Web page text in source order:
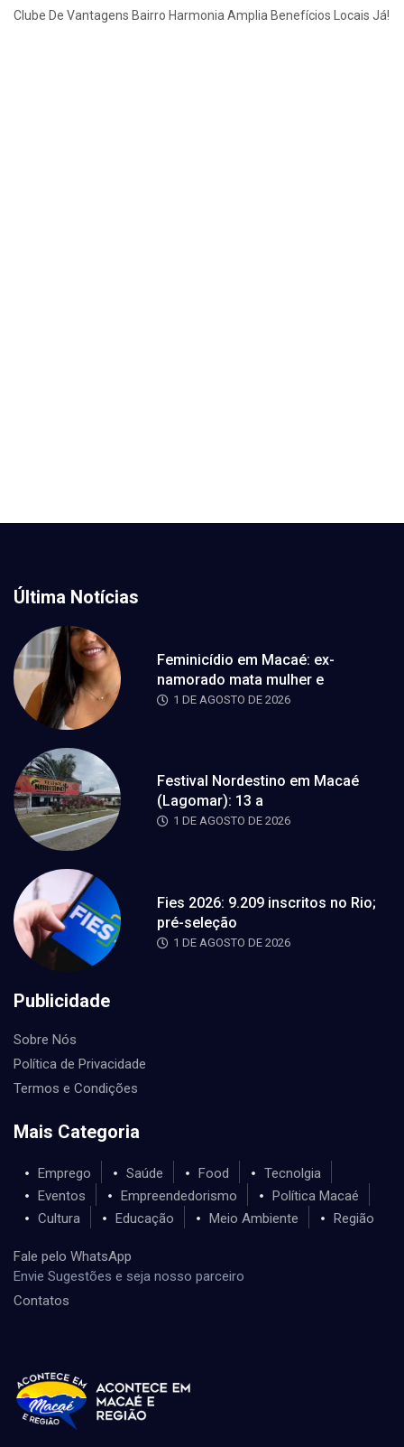
Clube De Vantagens Bairro Harmonia Amplia Benefícios Locais Já!
Última Notícias
Feminicídio em Macaé: ex-
namorado mata mulher e
1 DE AGOSTO DE 2026
Festival Nordestino em Macaé
(Lagomar): 13 a
1 DE AGOSTO DE 2026
Fies 2026: 9.209 inscritos no Rio;
pré-seleção
1 DE AGOSTO DE 2026
Publicidade
Sobre Nós
Política de Privacidade
Termos e Condições
Mais Categoria
Emprego Saúde Food
Tecnolgia
Eventos
Empreendedorismo
Política Macaé
Cultura
Educação Meio Ambiente Região
Fale pelo WhatsApp
Envie Sugestões e seja nosso parceiro
Contatos